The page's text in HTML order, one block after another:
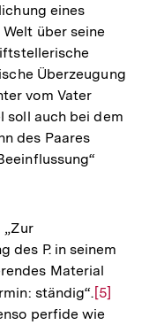
eines
über seine
Überzeugung
vom Vater
soll auch bei dem
des Paares
des P. in seinem
Material
ständig“.Zur
[5]
perfide wie